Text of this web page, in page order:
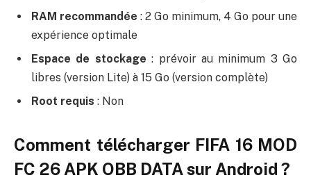
RAM recommandée : 2 Go minimum, 4 Go pour une
expérience optimale
Espace de stockage : prévoir au minimum 3 Go
libres (version Lite) à 15 Go (version complète)
Root requis : Non
Comment télécharger FIFA 16 MOD
FC 26 APK OBB DATA sur Android ?